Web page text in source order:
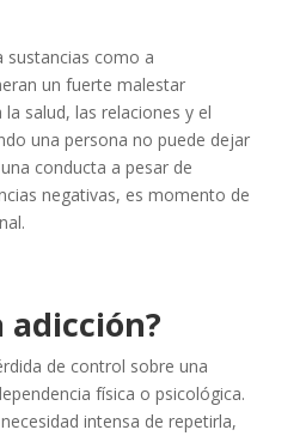
sustancias como a
un fuerte malestar
salud, las relaciones y el
una persona no puede dejar
conducta a pesar de
negativas, es momento de
adicción?
de control sobre una
física o psicológica.
intensa de repetirla,